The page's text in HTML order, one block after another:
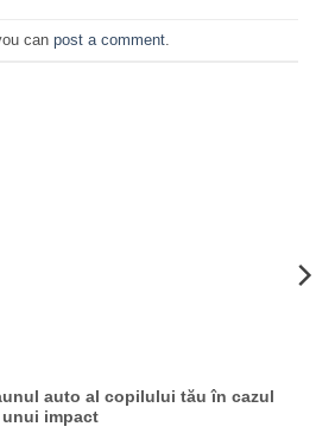
can post a comment
auto al copilului tău în cazul
unui impact